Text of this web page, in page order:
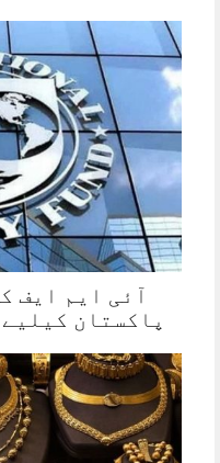
آئی ایم ایف
پاکستان کیلیے 1.2 ارب ڈالر کی قسط…